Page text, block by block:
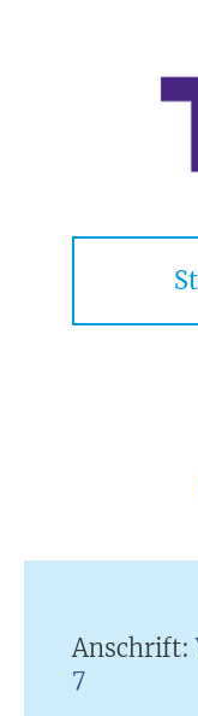
Anschrift:
7